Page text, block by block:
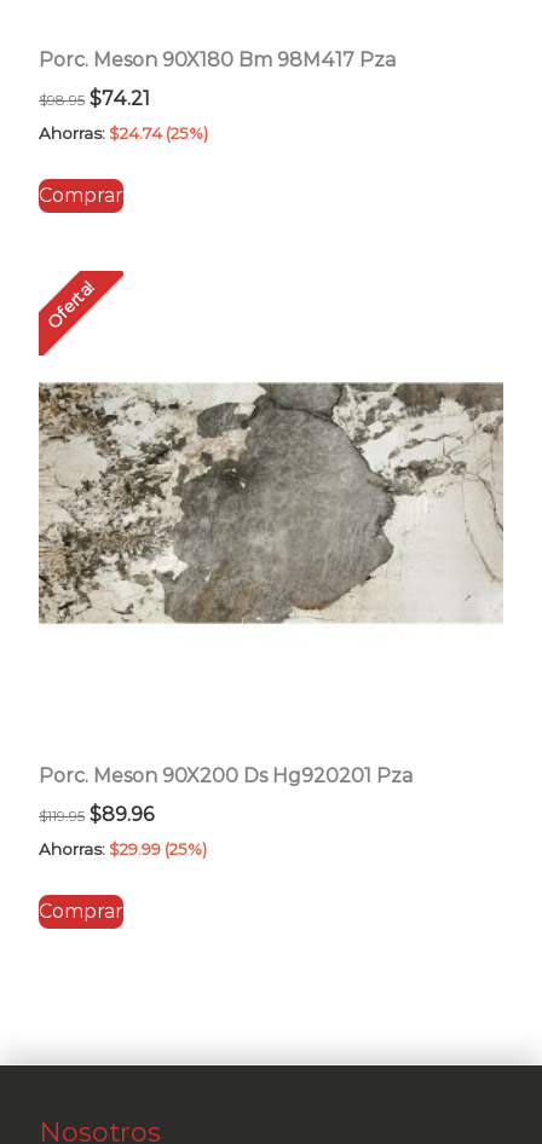
Porc. Meson 90X180 Bm 98M417 Pza
$98.95 El
precio
era:
$74.21
precio
Ahorras: $24.74 (25%)
Comprar
Oferta!
Porc. Meson 90X200 Ds Hg920201 Pza
$119.95 El
precio
era:
$89.96El
precio
Ahorras: $29.99 (25%)
Comprar
Nosotros